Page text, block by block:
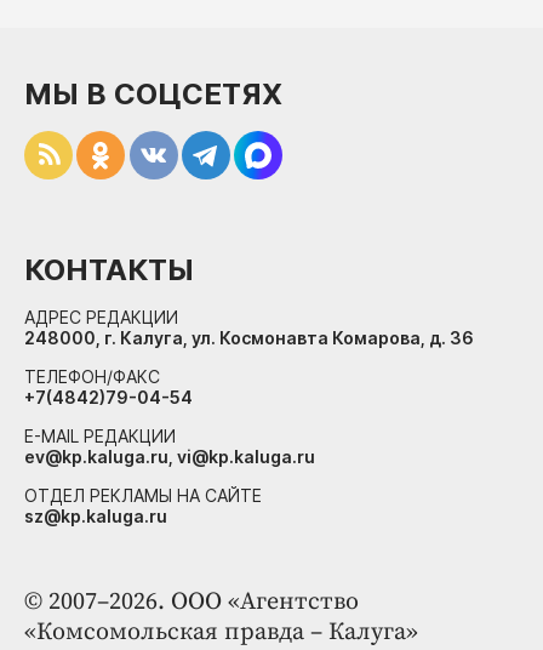
© 2007–2026. ООО «Агентство
«Комсомольская правда – Калуга»
МЫ В СОЦСЕТЯХ
КОНТАКТЫ
АДРЕС РЕДАКЦИИ
248000, г. Калуга, ул. Космонавта Комарова, д. 36
ТЕЛЕФОН/ФАКС
+7(4842)79-04-54
E-MAIL РЕДАКЦИИ
ev@kp.kaluga.ru, vi@kp.kaluga.ru
ОТДЕЛ РЕКЛАМЫ НА САЙТЕ
sz@kp.kaluga.ru